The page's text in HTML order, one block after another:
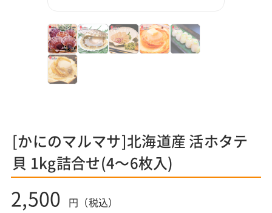
[かにのマルマサ]北海道産 活ホタテ
貝 1kg詰合せ(4～6枚入)
2,500 円（税込）